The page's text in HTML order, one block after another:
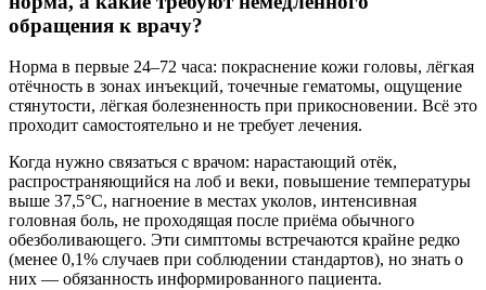
обращения к врачу?
Норма в первые 24–72 часа: покраснение кожи головы, лёгкая
отёчность в зонах инъекций, точечные гематомы, ощущение
стянутости, лёгкая болезненность при прикосновении. Всё это
проходит самостоятельно и не требует лечения.
Когда нужно связаться с врачом: нарастающий отёк,
распространяющийся на лоб и веки, повышение температуры
выше 37,5°C, нагноение в местах уколов, интенсивная
головная боль, не проходящая после приёма обычного
обезболивающего. Эти симптомы встречаются крайне редко
(менее 0,1% случаев при соблюдении стандартов), но знать о
них — обязанность информированного пациента.